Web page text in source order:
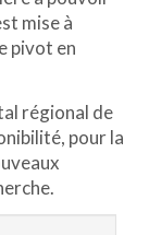
mise à
pivot en
régional de
pour la